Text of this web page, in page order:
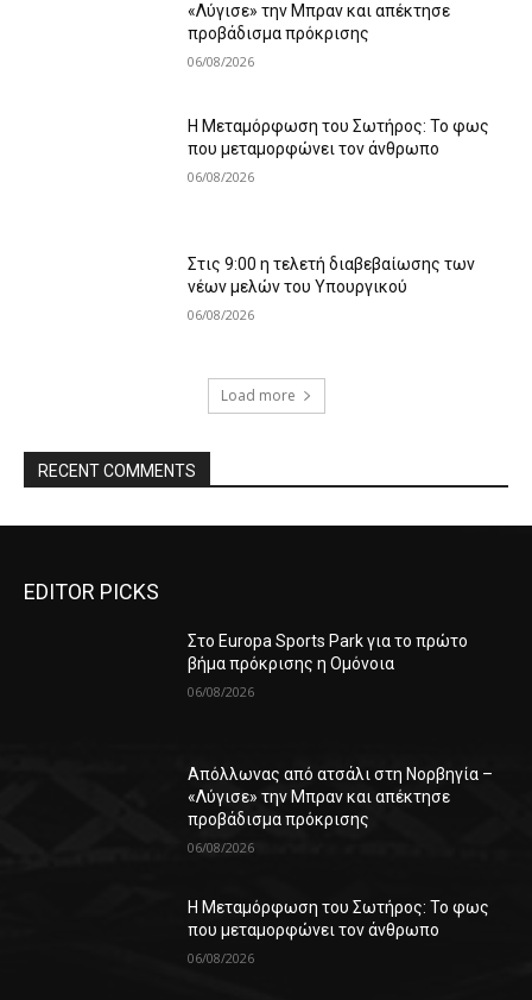
«Λύγισε» την Μπραν και απέκτησε
προβάδισμα πρόκρισης
06/08/2026
Η Μεταμόρφωση του Σωτήρος: Το φως
που μεταμορφώνει τον άνθρωπο
06/08/2026
Στις 9:00 η τελετή διαβεβαίωσης των
νέων μελών του Υπουργικού
06/08/2026
Load more
RECENT COMMENTS
EDITOR PICKS
Στο Europa Sports Park για το πρώτο
βήμα πρόκρισης η Ομόνοια
06/08/2026
Απόλλωνας από ατσάλι στη Νορβηγία –
«Λύγισε» την Μπραν και απέκτησε
προβάδισμα πρόκρισης
06/08/2026
Η Μεταμόρφωση του Σωτήρος: Το φως
που μεταμορφώνει τον άνθρωπο
06/08/2026